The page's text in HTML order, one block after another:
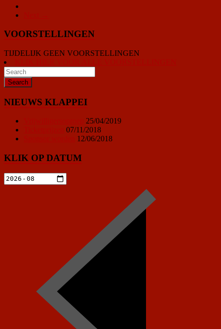
VOORSTELLINGEN
TIJDELIJK GEEN VOORSTELLINGEN
NIEUWS KLAPPEI
25/04/2019
07/11/2018
12/06/2018
KLIK OP DATUM